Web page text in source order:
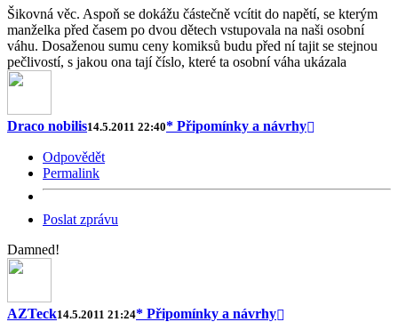
Šikovná věc. Aspoň se dokážu částečně vcítit do napětí, se kterým
manželka před časem po dvou dětech vstupovala na naši osobní
váhu. Dosaženou sumu ceny komiksů budu před ní tajit se stejnou
pečlivostí, s jakou ona tají číslo, které ta osobní váha ukázala
Draco nobilis14.5.2011 22:40* Připomínky a návrhy
Odpovědět
Permalink
Poslat zprávu
Damned!
AZTeck14.5.2011 21:24* Připomínky a návrhy